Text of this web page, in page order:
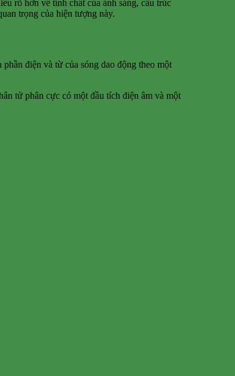
rõ hơn về tính chất của ánh sáng, cấu trúc
trọng của hiện tượng này.
điện và từ của sóng dao động theo một
tử phân cực có một đầu tích điện âm và một